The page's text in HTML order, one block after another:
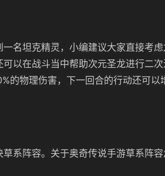
名坦克精灵，小编建议大家直接考
以在战斗当中帮助次元圣龙进行二
的物理伤害，下一回合的行动还可以
系阵容。关于奥奇传说手游草系阵